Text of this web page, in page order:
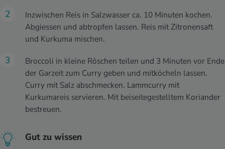
Inzwischen Reis in Salzwasser ca. 10 Minuten kochen.
Abgiessen und abtropfen lassen. Reis mit Zitronensaft
und Kurkuma mischen.
Broccoli in kleine Röschen teilen und 3 Minuten vor Ende
der Garzeit zum Curry geben und mitköcheln lassen.
Curry mit Salz abschmecken. Lammcurry mit
Kurkumareis servieren. Mit beiseitegestelltem Koriander
bestreuen.
Gut zu wissen